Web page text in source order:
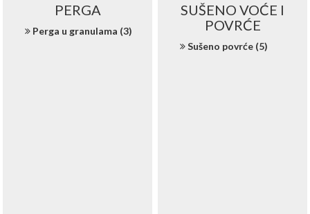
PERGA
Perga u granulama (3)
SUŠENO VOĆE I
POVRĆE
Sušeno povrće (5)